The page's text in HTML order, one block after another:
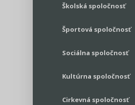
Školská spoločnosť
Športová spoločnosť
Sociálna spoločnosť
Kultúrna spoločnosť
Cirkevná spoločnosť